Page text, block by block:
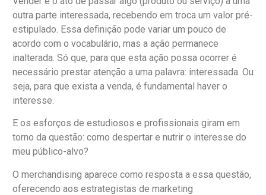
outra parte interessada, recebendo em troca um valor pré-
estipulado. Essa definição pode variar um pouco de
acordo com o vocabulário, mas a ação permanece
inalterada. Só que, para que esta ação possa ocorrer é
necessário prestar atenção a uma palavra: interessada. Ou
seja, para que exista a venda, é fundamental haver o
interesse.
E os esforços de estudiosos e profissionais giram em
torno da questão: como despertar e nutrir o interesse do
meu público-alvo?
O merchandising aparece como resposta a essa questão,
oferecendo aos estrategistas de marketing